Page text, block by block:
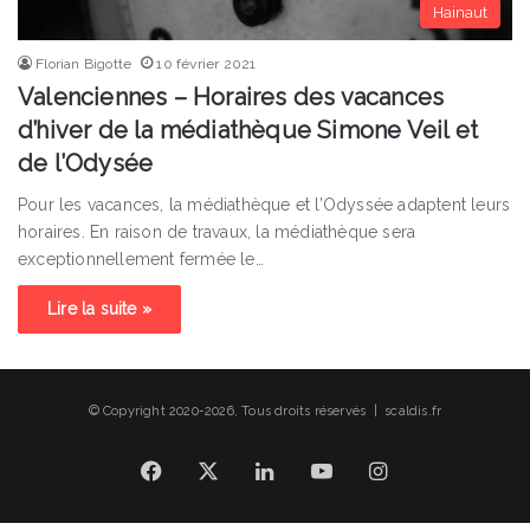
Hainaut
Florian Bigotte 10 février 2021
Valenciennes – Horaires des vacances
d’hiver de la médiathèque Simone Veil et
de l’Odysée
Pour les vacances, la médiathèque et l’Odyssée adaptent leurs
horaires. En raison de travaux, la médiathèque sera
exceptionnellement fermée le…
Lire la suite »
© Copyright 2020-2026, Tous droits réservés | scaldis.fr
Facebook LinkedinYouTubeInstagram